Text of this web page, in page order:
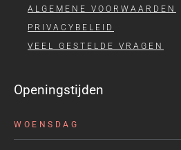
ALGEMENE VOORWAARDEN
PRIVACYBELEID
VEEL GESTELDE VRAGEN
Openingstijden
WOENSDAG